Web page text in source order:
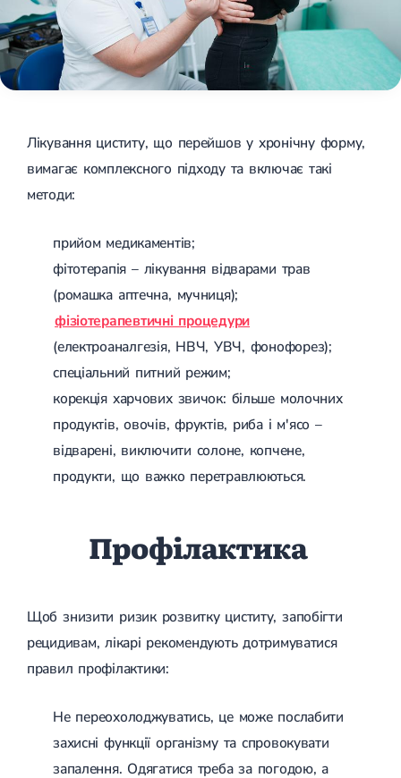
Лікування циститу, що перейшов у хронічну форму,
вимагає комплексного підходу та включає такі
методи:
прийом медикаментів;
фітотерапія – лікування відварами трав
(ромашка аптечна, мучниця);
фізіотерапевтичні процедури
(електроаналгезія, НВЧ, УВЧ, фонофорез);
спеціальний питний режим;
корекція харчових звичок: більше молочних
продуктів, овочів, фруктів, риба і м'ясо –
відварені, виключити солоне, копчене,
продукти, що важко перетравлюються.
Профілактика
Щоб знизити ризик розвитку циститу, запобігти
рецидивам, лікарі рекомендують дотримуватися
правил профілактики:
Не переохолоджуватись, це може послабити
захисні функції організму та спровокувати
запалення. Одягатися треба за погодою, а